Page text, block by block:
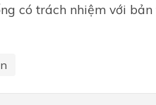
có trách nhiệm với